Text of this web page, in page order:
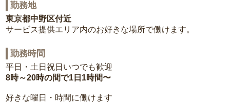
勤務地
東京都中野区付近
サービス提供エリア内のお好きな場所で働けます。
勤務時間
平日・土日祝日いつでも歓迎
8時～20時の間で1日1時間〜
好きな曜日・時間に働けます